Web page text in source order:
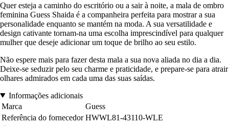
Quer esteja a caminho do escritório ou a sair à noite, a mala de ombro
feminina Guess Shaida é a companheira perfeita para mostrar a sua
personalidade enquanto se mantém na moda. A sua versatilidade e
design cativante tornam-na uma escolha imprescindível para qualquer
mulher que deseje adicionar um toque de brilho ao seu estilo.
Não espere mais para fazer desta mala a sua nova aliada no dia a dia.
Deixe-se seduzir pelo seu charme e praticidade, e prepare-se para atrair
olhares admirados em cada uma das suas saídas.
Informações adicionais
Marca
Guess
Referência do fornecedor HWWL81-43110-WLE